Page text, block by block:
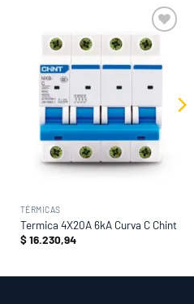
Add to
wishlist
TÉRMICAS
Termica 4X20A 6kA Curva C Chint
$16.230,94